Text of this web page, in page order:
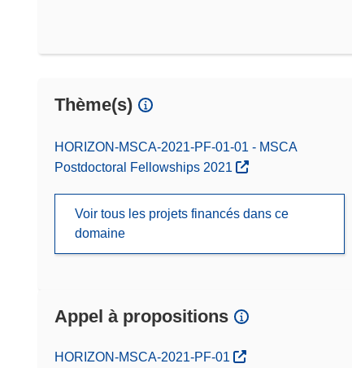
Thème(s)
HORIZON-MSCA-2021-PF-01-01 - MSCA
Postdoctoral Fellowships 2021
Voir tous les projets financés dans ce
domaine
Appel à propositions
(s’ouvre dans une nouvelle fenêtre)
HORIZON-MSCA-2021-PF-01